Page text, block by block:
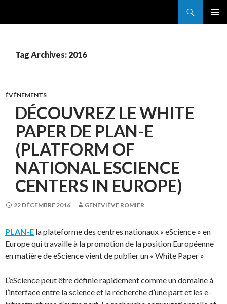
Tag Archives: 2016
ÉVÉNEMENTS
DÉCOUVREZ LE WHITE
PAPER DE PLAN-E
(PLATFORM OF
NATIONAL ESCIENCE
CENTERS IN EUROPE)
22 DÉCEMBRE 2016 GENEVIÈVE ROMIER
PLAN-E la plateforme des centres nationaux « eScience » en
Europe qui travaille à la promotion de la position Européenne
en matière de eScience vient de publier un « White Paper »
L’eScience peut être définie rapidement comme un domaine à
l’interface entre la science et la recherche d’une part et les e-